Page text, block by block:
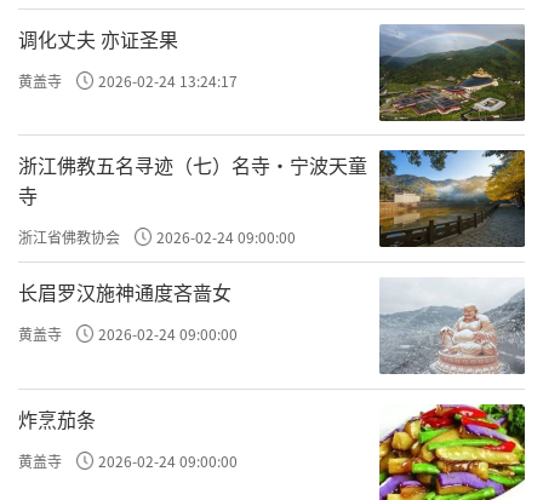
佛教文物遗存是佛教中国化的重要见证、是中
西文化交流的载体和标志、是陕西文物资源中
不可或缺的重要组成部分，陕西佛教文物所承
载的历史文化信息和保存状况在国内均处于特
殊地位。全省共有批准登记的佛教寺院559余
处、9处列为国家重点宗教活动场所，其中，全
省与佛教有关的全国重点文物保护单位53处
（仍有佛教活动的10处）、与佛教有关的省级
文物保护单位111处（参见：http://www.pusa
123.com/pusa/news/fo/201475532.shtm
l）。这些丰富的文物遗产组成了祖庭文化不可
多得的不可移动文物资源，值得欣慰。如醍醐
调化丈夫 亦证圣果
黄盖寺 2026-02-24 13:24:17
浙江佛教五名寻迹（七）名寺·宁波天童
寺
浙江省佛教协会 2026-02-24 09:00:00
长眉罗汉施神通度吝啬女
黄盖寺 2026-02-24 09:00:00
炸烹茄条
黄盖寺 2026-02-24 09:00:00